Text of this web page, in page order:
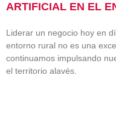
ARTIFICIAL EN EL
Liderar un negocio hoy en
entorno rural no es una
continuamos impulsando
el territorio alavés.